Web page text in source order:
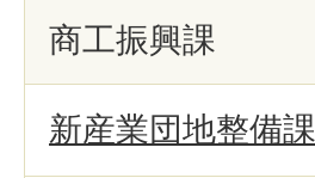
商工振興課
新産業団地整備課